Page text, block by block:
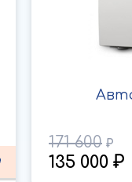
171 600
135 000